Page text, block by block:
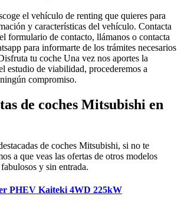
el vehículo de renting que quieres para
y características del vehículo. Contacta
formulario de contacto, llámanos o contacta
para informarte de los trámites necesarios
tu coche Una vez nos aportes la
estudio de viabilidad, procederemos a
compromiso.
de coches Mitsubishi en
de coches Mitsubishi, si no te
a que veas las ofertas de otros modelos
y sin entrada.
PHEV Kaiteki 4WD 225kW